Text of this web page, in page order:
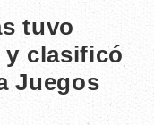
tuvo
y clasificó
Juegos